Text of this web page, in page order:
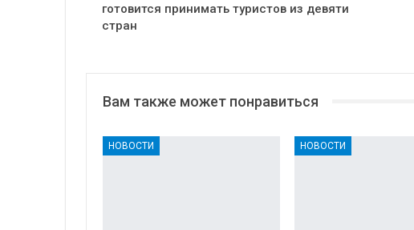
готовится принимать туристов из девяти
стран
Вам также может понравиться
НОВОСТИ НОВОСТИ